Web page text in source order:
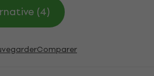
(4)
Comparer